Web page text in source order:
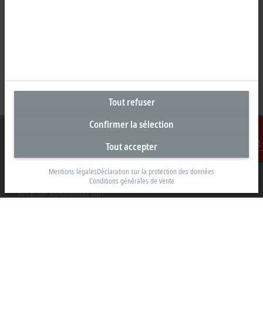
Contact
Siège social France
Beckhoff Automation Sarl
Tout refuser
Confirmer la sélection
Tout accepter
Mentions légalesDéclaration sur la protection des données
Conditions générales de vente